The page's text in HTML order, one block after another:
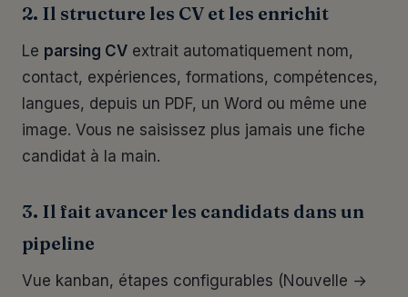
2. Il structure les CV et les enrichit
Le parsing CV extrait automatiquement nom,
contact, expériences, formations, compétences,
langues, depuis un PDF, un Word ou même une
image. Vous ne saisissez plus jamais une fiche
candidat à la main.
3. Il fait avancer les candidats dans un
pipeline
Vue kanban, étapes configurables (Nouvelle →